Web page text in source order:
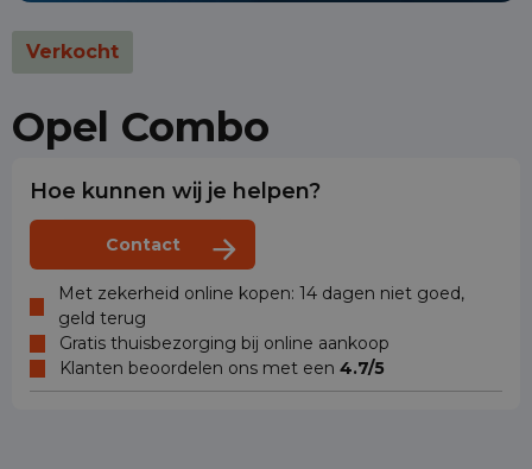
Verkocht
Opel Combo
Hoe kunnen wij je helpen?
Contact
Met zekerheid online kopen: 14 dagen niet goed,
geld terug
Gratis thuisbezorging bij online aankoop
Klanten beoordelen ons met een 4.7/5